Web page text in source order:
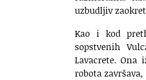
uzbudljiv
Kao i kod
sopstvenih
Lavacrete.
robota